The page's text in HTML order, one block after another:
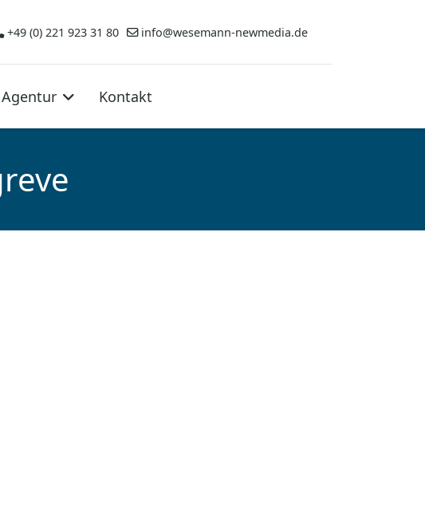
+49 (0) 221 923 31 80 info@wesemann-newmedia.de
Agentur Kontakt